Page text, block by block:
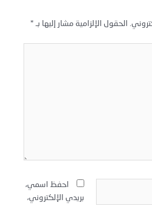
الحقول الإلزامية مشار إليها بـ
احفظ اسمي،
بريدي الإلكتروني،